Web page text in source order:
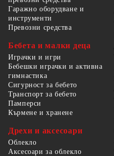
Гаражно оборудване и
инструменти
Превозни средства
Бебета и малки деца
Играчки и игри
Бебешки играчки и активна
гимнастика
Сигурност за бебето
Транспорт за бебето
Памперси
Кърмене и хранене
Дрехи и аксесоари
Облекло
Аксесоари за облекло